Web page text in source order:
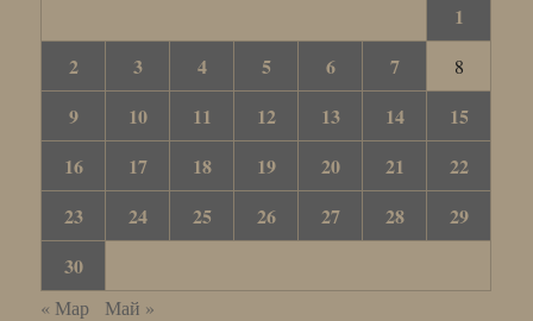
1
2
3 4 5 6 7 8
9 10 11 12 13 14
15
16
17 18 19 20 21
22
23
24 25 26 27 28
29
30
« Мар Май »